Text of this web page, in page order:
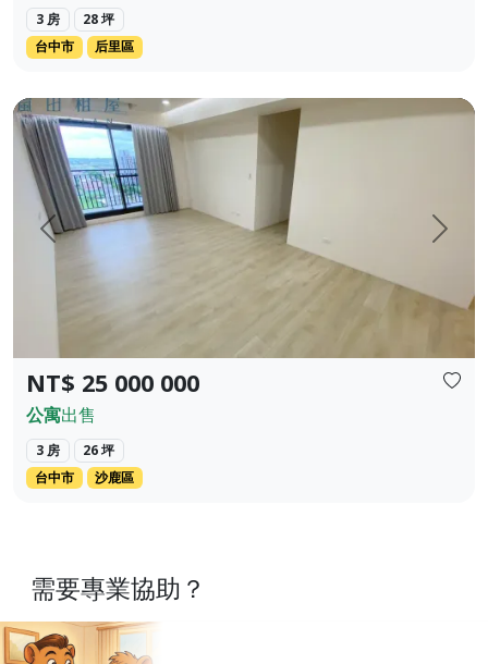
3 房
28 坪
台中市
后里區
上一頁 下一
NT$ 25 000 000
公寓出售
3 房
26 坪
台中市
沙鹿區
📣 租金 / Rent：NT$25,000 / 月（含管與平車｜Includes
需要專業協助？